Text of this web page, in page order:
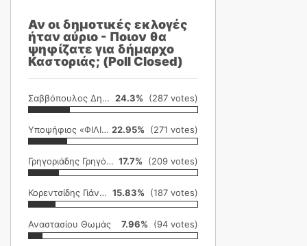
Αν οι δημοτικές εκλογές
ήταν αύριο - Ποιον θα
ψηφίζατε για δήμαρχο
Καστοριάς; (Poll Closed)
Σαββόπουλος Δημήτρης 24.3% (287 votes)
Υποψήφιος «ΦΙΛΙΚΗ ΕΤΑΙΡΕΙΑ» 22.95% (271 votes)
Γρηγοριάδης Γρηγόρης 17.7% (209 votes)
Κορεντσίδης Γιάννης 15.83% (187 votes)
Αναστασίου Θωμάς 7.96% (94 votes)